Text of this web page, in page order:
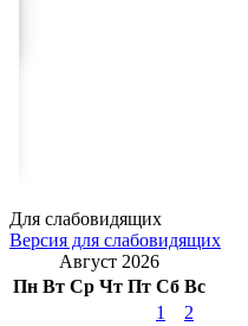
Для слабовидящих
Версия для слабовидящих
Август 2026
Пн Вт Ср Чт Пт Сб Вс
1
2